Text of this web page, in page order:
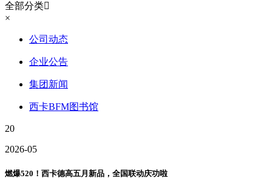
全部分类
×
公司动态
企业公告
集团新闻
西卡BFM图书馆
20
2026-05
燃爆520！西卡德高五月新品，全国联动庆功啦